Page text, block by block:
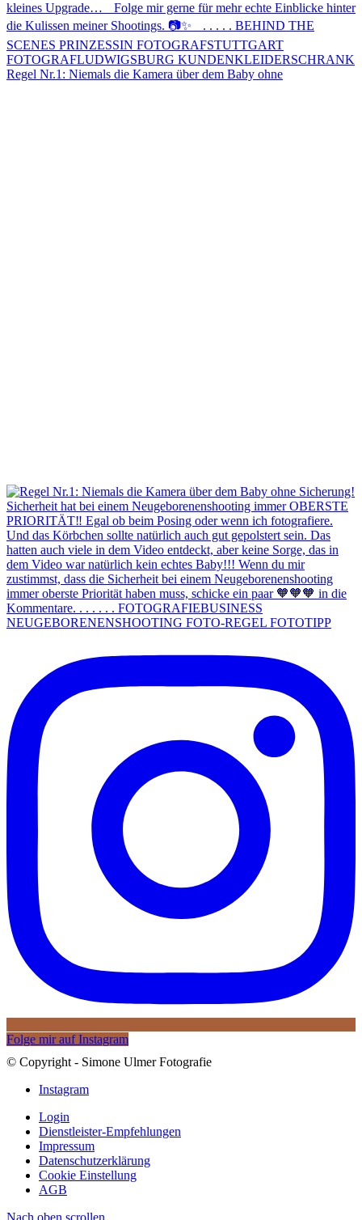
Regel Nr.1: Niemals die Kamera über dem Baby ohne
Folge mir auf Instagram
© Copyright - Simone Ulmer Fotografie
Instagram
Login
Dienstleister-Empfehlungen
Impressum
Datenschutzerklärung
Cookie Einstellung
AGB